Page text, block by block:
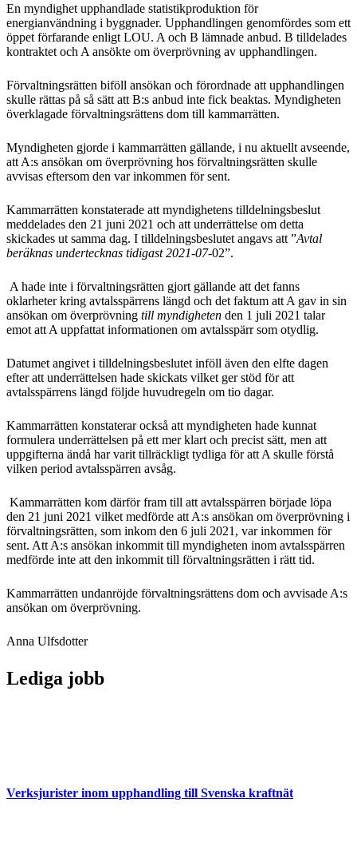
En myndighet upphandlade statistikproduktion för
energianvändning i byggnader. Upphandlingen genomfördes som ett
öppet förfarande enligt LOU. A och B lämnade anbud. B tilldelades
kontraktet och A ansökte om överprövning av upphandlingen.
Förvaltningsrätten biföll ansökan och förordnade att upphandlingen
skulle rättas på så sätt att B:s anbud inte fick beaktas. Myndigheten
överklagade förvaltningsrättens dom till kammarrätten.
Myndigheten gjorde i kammarrätten gällande, i nu aktuellt avseende,
att A:s ansökan om överprövning hos förvaltningsrätten skulle
avvisas eftersom den var inkommen för sent.
Kammarrätten konstaterade att myndighetens tilldelningsbeslut
meddelades den 21 juni 2021 och att underrättelse om detta
skickades ut samma dag. I tilldelningsbeslutet angavs att ”Avtal
beräknas undertecknas tidigast 2021-07-02”.
A hade inte i förvaltningsrätten gjort gällande att det fanns
oklarheter kring avtalsspärrens längd och det faktum att A gav in sin
ansökan om överprövning till myndigheten den 1 juli 2021 talar
emot att A uppfattat informationen om avtalsspärr som otydlig.
Datumet angivet i tilldelningsbeslutet inföll även den elfte dagen
efter att underrättelsen hade skickats vilket ger stöd för att
avtalsspärrens längd följde huvudregeln om tio dagar.
Kammarrätten konstaterar också att myndigheten hade kunnat
formulera underrättelsen på ett mer klart och precist sätt, men att
uppgifterna ändå har varit tillräckligt tydliga för att A skulle förstå
vilken period avtalsspärren avsåg.
Kammarrätten kom därför fram till att avtalsspärren började löpa
den 21 juni 2021 vilket medförde att A:s ansökan om överprövning i
förvaltningsrätten, som inkom den 6 juli 2021, var inkommen för
sent. Att A:s ansökan inkommit till myndigheten inom avtalsspärren
medförde inte att den inkommit till förvaltningsrätten i rätt tid.
Kammarrätten undanröjde förvaltningsrättens dom och avvisade A:s
ansökan om överprövning.
Anna Ulfsdotter
Lediga jobb
Verksjurister inom upphandling till Svenska kraftnät